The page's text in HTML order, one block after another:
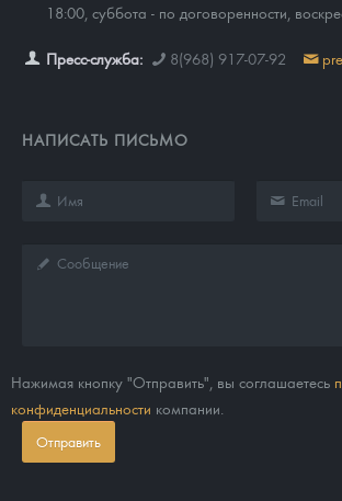
18:00, суббота - по договоренности,
Пресс-служба: 8(968) 917-07-92
НАПИСАТЬ ПИСЬМО
Нажимая кнопку "Отправить", вы соглашаетесь
конфиденциальности компании.
Отправить